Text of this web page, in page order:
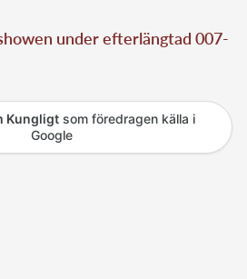
under efterlängtad 007-
Kungligtsom föredragen källa i
Google